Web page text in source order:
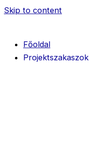
Skip to content
Főoldal
Projektszakaszok